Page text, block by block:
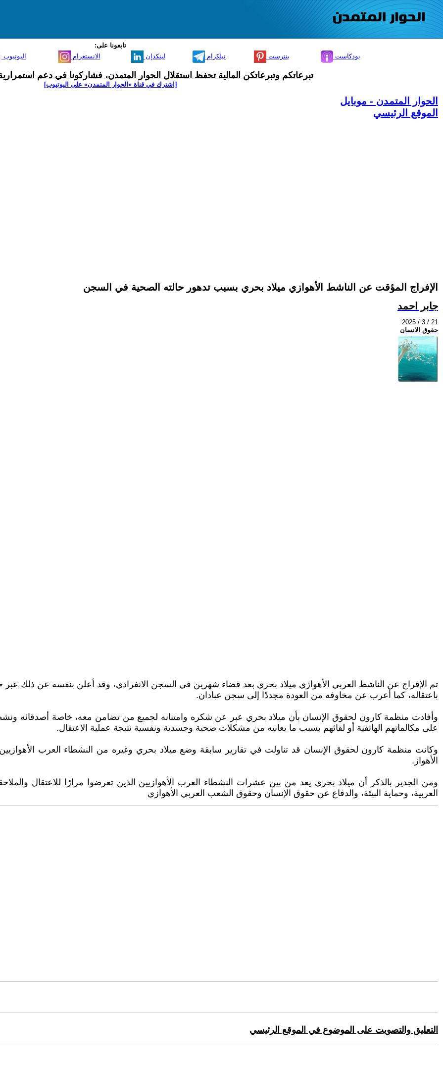
تابعونا على:
اليوتيوب الانستغرام لينكدإن تيلكرام بنترست بودكاست
تبرعاتكم وتبرعاتكن المالية تحفظ استقلال الحوار المتمدن، فشاركونا في دعم
[اشترك في قناة ‫«الحوار المتمدن» على اليوتيوب]
الحوار المتمدن - موبايل
الموقع الرئيسي
الإفراج المؤقت عن الناشط الأهوازي ميلاد بحري بسبب تدهور حالته الصحية في السجن
جابر احمد
2025 / 3 / 21
حقوق الانسان
تم الإفراج عن الناشط العربي الأهوازي ميلاد بحري بعد قضاء شهرين في السجن الانفرادي، وقد أعلن بنفسه عن
باعتقاله، كما أعرب عن مخاوفه من العودة مجددًا إلى سجن عبادان.
وأفادت منظمة كارون لحقوق الإنسان بأن ميلاد بحري عبر عن شكره وامتنانه لجميع من تضامن معه، خاصة أصدقائه
على مكالماتهم الهاتفية أو لقائهم بسبب ما يعانيه من مشكلات صحية وجسدية ونفسية نتيجة عملية الاعتقال.
وكانت منظمة كارون لحقوق الإنسان قد تناولت في تقارير سابقة وضع ميلاد بحري وغيره من النشطاء العرب
الأهواز.
ومن الجدير بالذكر أن ميلاد بحري يعد من بين عشرات النشطاء العرب الأهوازيين الذين تعرضوا مرارًا للاعتقال
العربية، وحماية البيئة، والدفاع عن حقوق الإنسان وحقوق الشعب العربي الأهوازي
التعليق والتصويت على الموضوع في الموقع الرئيسي